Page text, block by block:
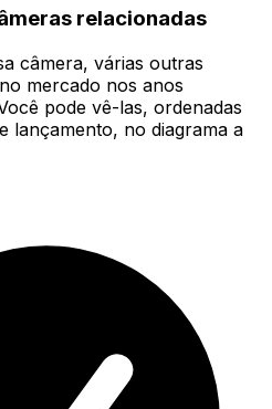
relacionadas
câmera, várias outras
mercado nos anos
pode vê-las, ordenadas
lançamento, no diagrama a